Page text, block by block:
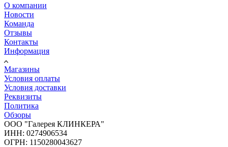
О компании
Новости
Команда
Отзывы
Контакты
Информация
Магазины
Условия оплаты
Условия доставки
Реквизиты
Политика
Обзоры
ООО "Галерея КЛИНКЕРА"
ИНН: 0274906534
ОГРН: 1150280043627